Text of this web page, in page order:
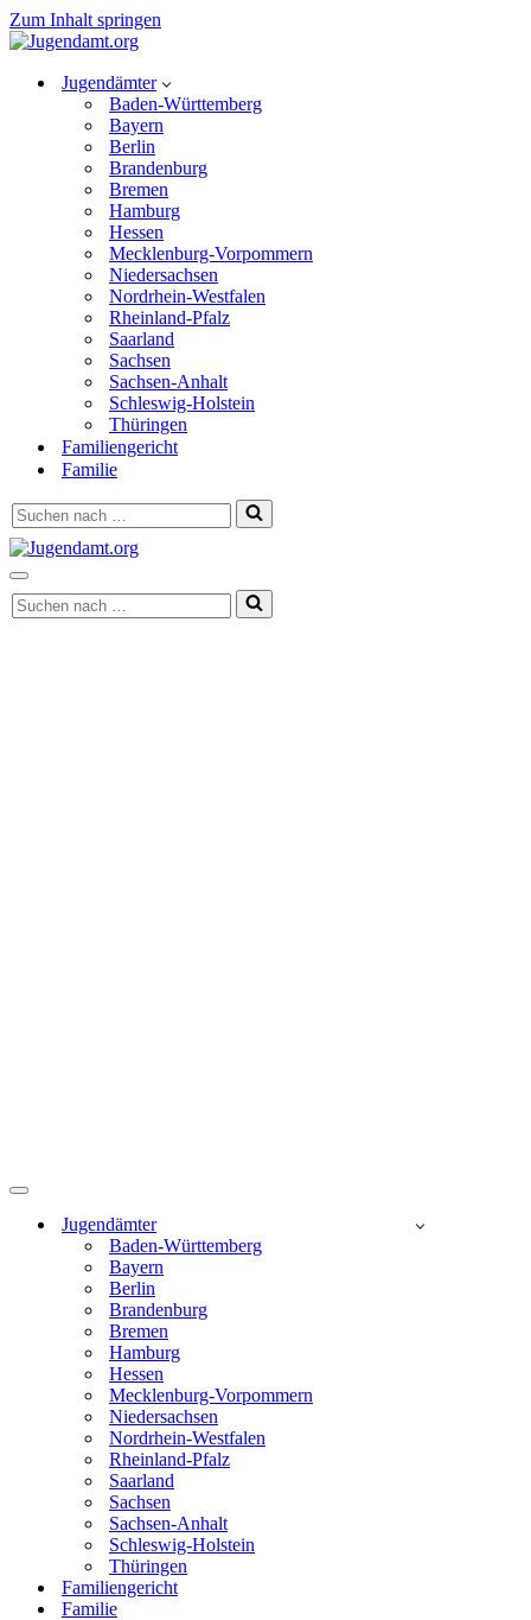
Zum Inhalt springen
Jugendämter
Baden-Württemberg
Bayern
Berlin
Brandenburg
Bremen
Hamburg
Hessen
Mecklenburg-Vorpommern
Niedersachsen
Nordrhein-Westfalen
Rheinland-Pfalz
Saarland
Sachsen
Sachsen-Anhalt
Schleswig-Holstein
Thüringen
Familiengericht
Familie
Suchen
nach …
Navigationsmenü
Suchen
nach …
Navigationsmenü
Jugendämter
Baden-Württemberg
Bayern
Berlin
Brandenburg
Bremen
Hamburg
Hessen
Mecklenburg-Vorpommern
Niedersachsen
Nordrhein-Westfalen
Rheinland-Pfalz
Saarland
Sachsen
Sachsen-Anhalt
Schleswig-Holstein
Thüringen
Familiengericht
Familie